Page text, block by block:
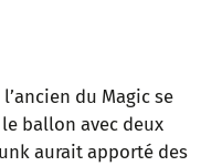
du Magic se
ballon avec deux
aurait apporté des